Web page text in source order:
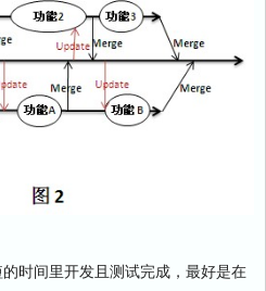
时间里开发且测试完成，最好是在